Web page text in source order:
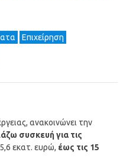
Επιχείρηση
ανακοινώνει την
συσκευή για τις
εκατ. ευρώ, έως τις 15